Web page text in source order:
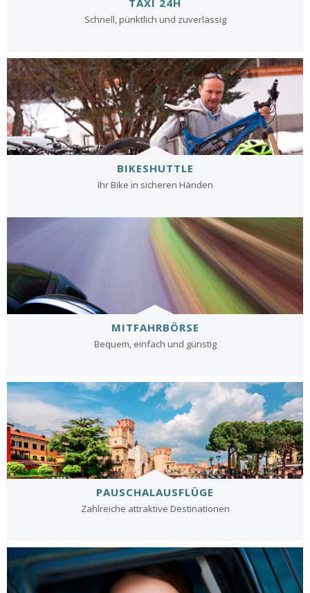
TAXI 24H
Schnell, pünktlich und zuverlässig
BIKESHUTTLE
Ihr Bike in sicheren Händen
MITFAHRBÖRSE
Bequem, einfach und günstig
PAUSCHALAUSFLÜGE
Zahlreiche attraktive Destinationen